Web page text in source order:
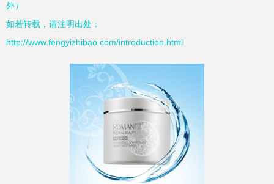
外）
如若转载，请注明出处：
http://www.fengyizhibao.com/introduction.html